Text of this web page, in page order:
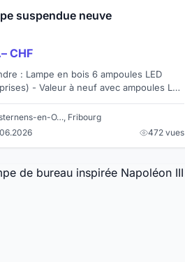
suspendue neuve
CHF
: Lampe en bois 6 ampoules LED
- Valeur à neuf avec ampoules LED
annonc...
en-O…, Fribourg
472 vues